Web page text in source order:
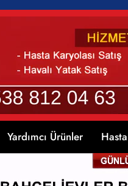
Yardımcı Ürünler